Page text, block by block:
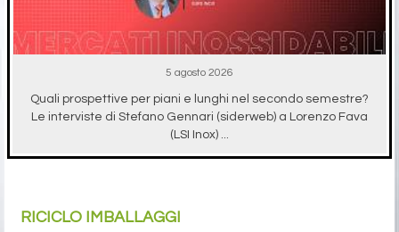
5 agosto 2026
Quali prospettive per piani e lunghi nel secondo semestre?
Le interviste di Stefano Gennari (siderweb) a Lorenzo Fava
(LSI Inox) ...
RICICLO IMBALLAGGI